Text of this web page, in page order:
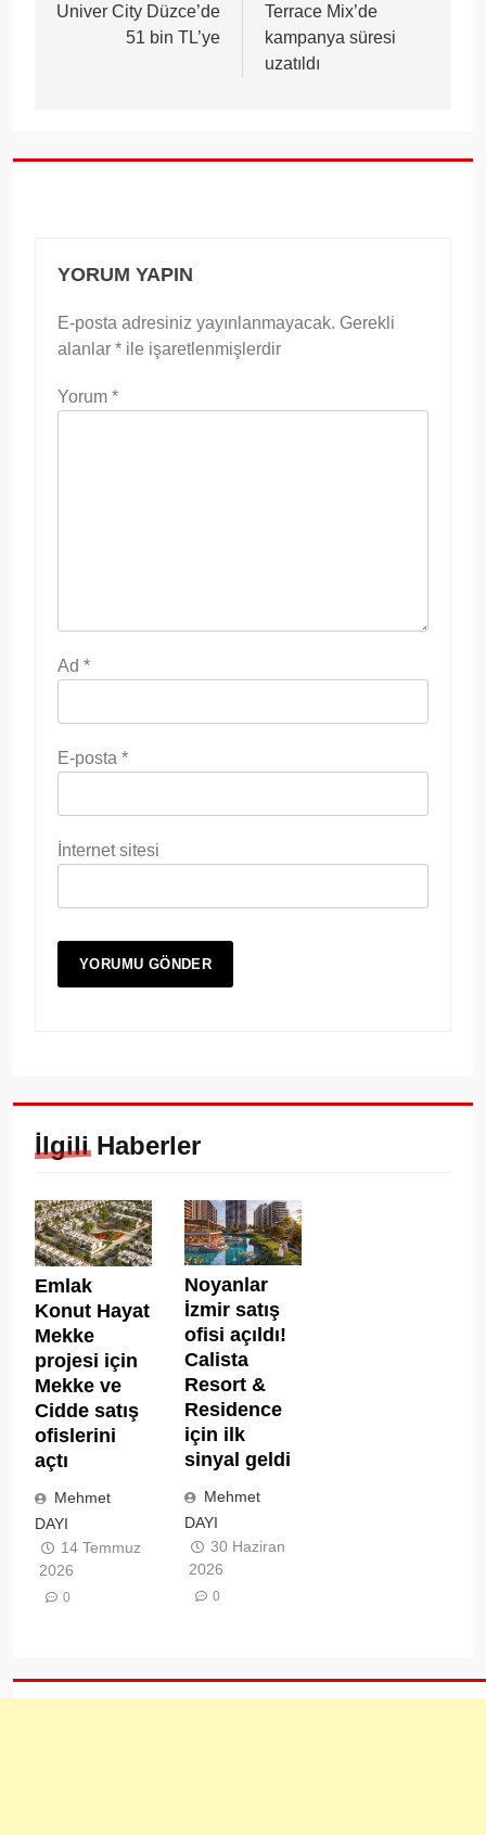
gezinmesi
Univer City Düzce’de
51 bin TL’ye
Terrace Mix’de
kampanya süresi
uzatıldı
YORUM YAPIN
E-posta adresiniz yayınlanmayacak. Gerekli
alanlar * ile işaretlenmişlerdir
Yorum *
Ad *
E-posta *
İnternet sitesi
İlgili Haberler
Emlak
Konut Hayat
Mekke
projesi için
Mekke ve
Cidde satış
ofislerini
açtı
Mehmet
DAYI
14 Temmuz
2026
0
Noyanlar
İzmir satış
ofisi açıldı!
Calista
Resort &
Residence
için ilk
sinyal geldi
Mehmet
DAYI
30 Haziran
2026
0